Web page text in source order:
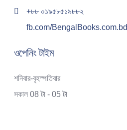
+৮৮ ০১৯৫৮৫১৯৮৮২
fb.com/BengalBooks.com.bd
ওপেনিং টাইম
শনিবার-বৃহস্পতিবার
সকাল 08 টা - 05 টা